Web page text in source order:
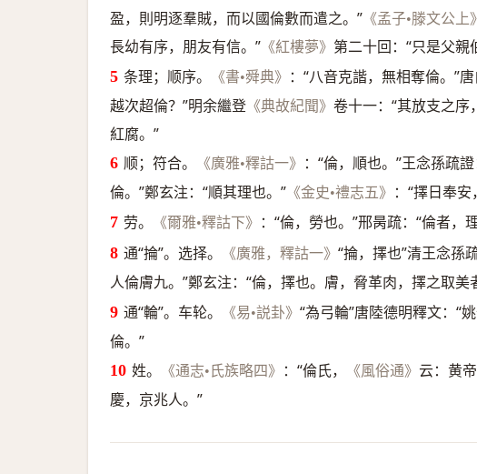
盈，則明逐羣賊，而以國倫數而遣之。” 《孟子•滕文公上》
長幼有序，朋友有信。” 《紅樓夢》 第二十回：“只是父
条理；顺序。
《書•舜典》 ：“八音克諧，無相奪倫。”
越次超倫？”明余繼登 《典故紀聞》 卷十一：“其放支之
紅腐。”
顺；符合。
《廣雅•釋詁一》 ：“倫，順也。”王念孫疏
倫。”鄭玄注：“順其理也。” 《金史•禮志五》
：“擇日奉
劳。
《爾雅•釋詁下》
：“倫，勞也。”邢昺疏：“倫者，
通“掄”。选择。
《廣雅，釋詁一》“掄，擇也”清王念孫
人倫膚九。”鄭玄注：“倫，擇也。膚，脅革肉，擇之取美
通“輪”。车轮。
《易•説卦》“為弓輪”唐陸德明釋文：“
倫。”
姓。
《通志•氏族略四》 ：“倫氏， 《風俗通》云：黄
慶，京兆人。”